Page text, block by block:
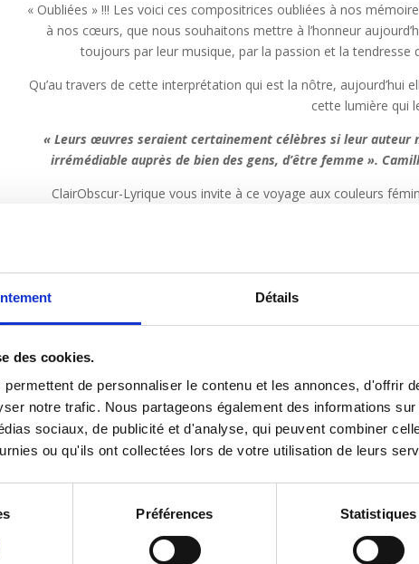
Détails
des cookies.
permettent de personnaliser le contenu et les annonces, d'offrir
notre trafic. Nous partageons également des informations
sociaux, de publicité et d'analyse, qui peuvent combiner
ou qu'ils ont collectées lors de votre utilisation de leurs
Préférences Statistiques
« Oubliées » !!! Les voici ces compositrices oubliées à nos
à nos cœurs, que nous souhaitons mettre à l’honneur
toujours par leur musique, par la passion et la tendresse
Qu’au travers de cette interprétation qui est la nôtre, aujourd’hui
cette lumière qui
« Leurs œuvres seraient certainement célèbres si leur auteur
irrémédiable auprès de bien des gens, d’être femme ».
ClairObscur-Lyrique vous invite à ce voyage aux couleurs
Le concert et ce temps de visite seront tous les
Schmid compositrice et pianiste
Mathilde Groffier flûtiste